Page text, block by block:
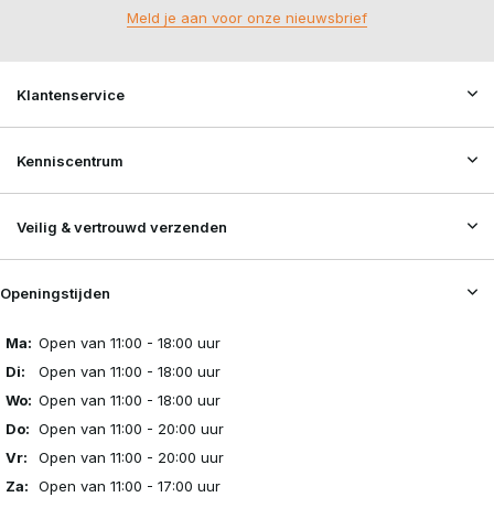
Meld je aan voor onze nieuwsbrief
Klantenservice
Kenniscentrum
Veilig & vertrouwd verzenden
Openingstijden
Ma: Open van 11:00 - 18:00 uur
Di:
Open van 11:00 - 18:00 uur
Wo: Open van 11:00 - 18:00 uur
Do: Open van 11:00 - 20:00 uur
Vr:
Open van 11:00 - 20:00 uur
Za:
Open van 11:00 - 17:00 uur